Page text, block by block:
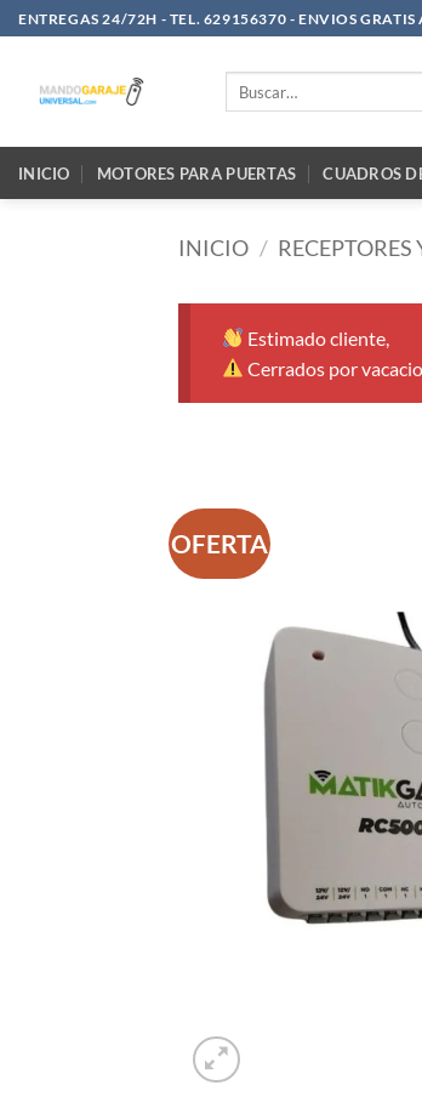
Saltar
al
ENTREGAS 24/72H - TEL. 629156370 - ENVIOS GRATIS
INICIO MOTORES PARA PUERTAS CUADROS
INICIO /
Estimado cliente,
Cerrados por
OFERTA